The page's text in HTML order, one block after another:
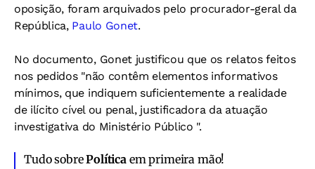
oposição, foram arquivados pelo procurador-geral da
República, Paulo Gonet.
No documento, Gonet justificou que os relatos feitos
nos pedidos "não contêm elementos informativos
mínimos, que indiquem suficientemente a realidade
de ilícito cível ou penal, justificadora da atuação
investigativa do Ministério Público ".
Tudo sobrePolíticaem primeira mão!